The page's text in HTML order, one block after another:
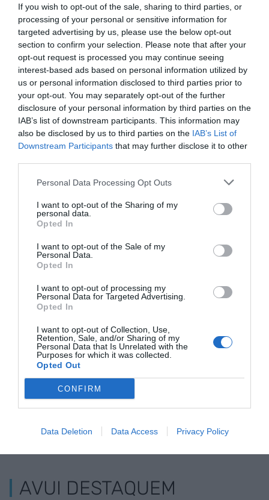
If you wish to opt-out of the sale, sharing to third parties, or
processing of your personal or sensitive information for
targeted advertising by us, please use the below opt-out
section to confirm your selection. Please note that after your
opt-out request is processed you may continue seeing
interest-based ads based on personal information utilized by
us or personal information disclosed to third parties prior to
your opt-out. You may separately opt-out of the further
disclosure of your personal information by third parties on the
IAB’s list of downstream participants. This information may
also be disclosed by us to third parties on the IAB’s List of
Downstream Participants that may further disclose it to other
Personal Data Processing Opt Outs
I want to opt-out of the Sharing of my
personal data.
Opted In
I want to opt-out of the Sale of my
Personal Data.
Opted In
I want to opt-out of processing my
Personal Data for Targeted Advertising.
Opted In
I want to opt-out of Collection, Use,
Retention, Sale, and/or Sharing of my
Personal Data that Is Unrelated with the
Purposes for which it was collected.
Opted Out
CONFIRM
Data Deletion Data Access Privacy Policy
Google de forma gratuïta
Estigues informat amb les últimes notícies d'actualitat
ACTIVAR ARA
RELACIONADES
milions d'euros486 MEUR de la mà de Tiger
ELS MÉS LLEGITS
AVUI DESTAQUEM